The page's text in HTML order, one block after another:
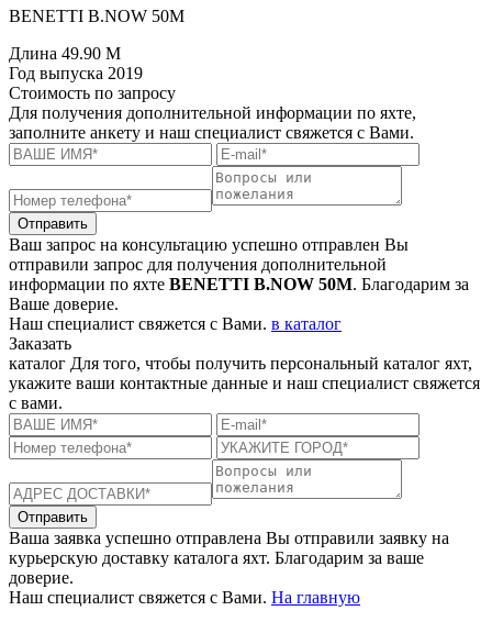
BENETTI B.NOW 50M
Длина 49.90 M
Год выпуска 2019
Стоимость по запросу
Для получения дополнительной информации по яхте,
заполните анкету и наш специалист свяжется с Вами.
Отправить
Ваш запрос на консультацию успешно отправлен Вы
отправили запрос для получения дополнительной
информации по яхте BENETTI B.NOW 50M. Благодарим за
Ваше доверие.
Наш специалист свяжется с Вами. в каталог
Заказать
каталог Для того, чтобы получить персональный каталог яхт,
укажите ваши контактные данные и наш специалист свяжется
с вами.
Отправить
Ваша заявка успешно отправлена Вы отправили заявку на
курьерскую доставку каталога яхт. Благодарим за ваше
доверие.
Наш специалист свяжется с Вами. На главную